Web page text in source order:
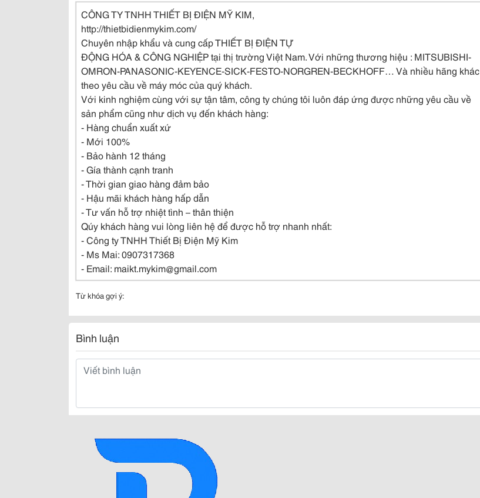
CÔNG TY TNHH THIẾT BỊ ĐIỆN MỸ KIM,
http://thietbidienmykim.com/
Chuyên nhập khẩu và cung cấp THIẾT BỊ ĐIỆN TỰ
ĐỘNG HÓA & CÔNG NGHIỆP tại thị trường Việt Nam. Với những thương hiệu : MITSUBISHI-
OMRON-PANASONIC-KEYENCE-SICK-FESTO-NORGREN-BECKHOFF… Và nhiều hãng khác
theo yêu cầu về máy móc của quý khách.
Với kinh nghiệm cùng với sự tận tâm, công ty chúng tôi luôn đáp ứng được những yêu cầu về
sản phẩm cũng như dịch vụ đến khách hàng:
- Hàng chuẩn xuất xứ
- Mới 100%
- Bảo hành 12 tháng
- Gía thành cạnh tranh
- Thời gian giao hàng đảm bảo
- Hậu mãi khách hàng hấp dẫn
- Tư vấn hỗ trợ nhiệt tình – thân thiện
Qúy khách hàng vui lòng liên hệ để được hỗ trợ nhanh nhất:
- Công ty TNHH Thiết Bị Điện Mỹ Kim
- Ms Mai: 0907317368
- Email: maikt.mykim@gmail.com
Từ khóa gợi ý:
Bình luận